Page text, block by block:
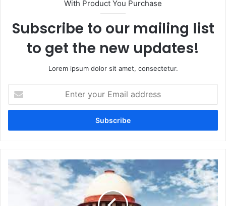
With Product You Purchase
Subscribe to our mailing list
to get the new updates!
Lorem ipsum dolor sit amet, consectetur.
your
Email